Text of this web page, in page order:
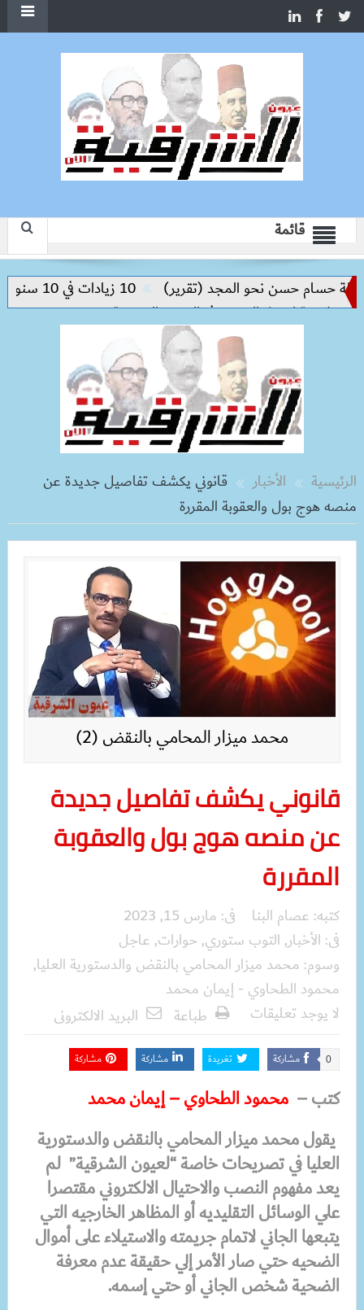
قائمة
حسن نحو المجد (تقرير) 10 زيادات في 10 سنوات.. هل حان الوقت لرفع دعم البنزين نهائيا؟
الرئيسية الأخبار
قانوني يكشف تفاصيل جديدة عن
منصه هوج بول والعقوبة المقررة
محمد ميزار المحامي بالنقض (2)
قانوني يكشف تفاصيل جديدة
عن منصه هوج بول والعقوبة
المقررة
كتبه: عصام البنا فى: مارس 15, 2023
فى: الأخبار, التوب ستوري, حوارات, عاجل
وسوم: محمد ميزار المحامي بالنقض والدستورية العليا,
محمود الطحاوي - إيمان محمد
لا يوجد تعليقات
طباعة البريد الالكترونى
مشاركة 0 تغريدة مشاركة مشاركة
كتب – محمود الطحاوي – إيمان محمد
يقول محمد ميزار المحامي بالنقض والدستورية
العليا في تصريحات خاصة “لعيون الشرقية” لم
يعد مفهوم النصب والاحتيال الالكتروني مقتصرا
علي الوسائل التقليديه أو المظاهر الخارجيه التي
يتبعها الجاني لاتمام جريمته والاستيلاء على أموال
الضحيه حتي صار الأمر إلي حقيقة عدم معرفة
الضحية شخص الجاني أو حتي إسمه.